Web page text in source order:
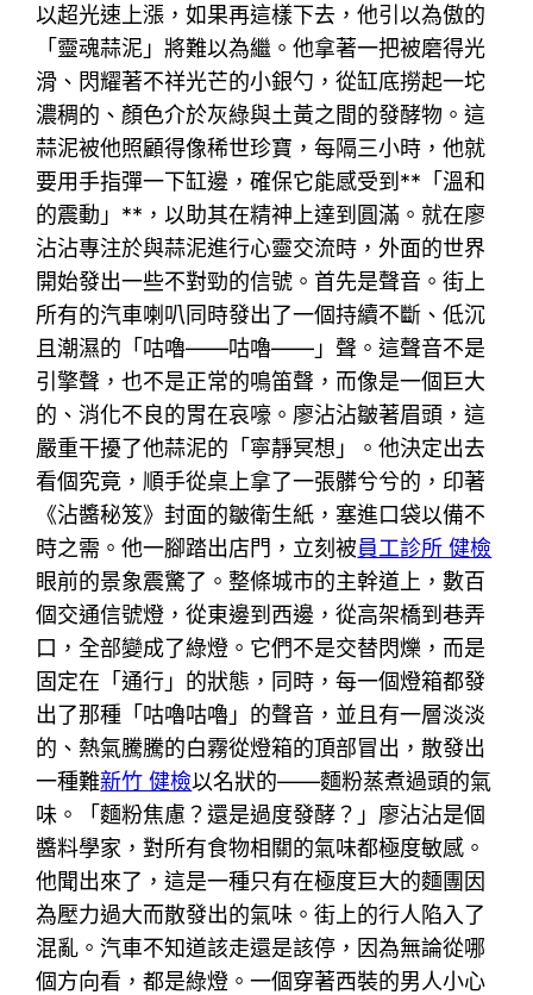
以超光速上漲，如果再這樣下去，他引以為傲的
「靈魂蒜泥」將難以為繼。他拿著一把被磨得光
滑、閃耀著不祥光芒的小銀勺，從缸底撈起一坨
濃稠的、顏色介於灰綠與土黃之間的發酵物。這
蒜泥被他照顧得像稀世珍寶，每隔三小時，他就
要用手指彈一下缸邊，確保它能感受到**「溫和
的震動」**，以助其在精神上達到圓滿。就在廖
沾沾專注於與蒜泥進行心靈交流時，外面的世界
開始發出一些不對勁的信號。首先是聲音。街上
所有的汽車喇叭同時發出了一個持續不斷、低沉
且潮濕的「咕嚕——咕嚕——」聲。這聲音不是
引擎聲，也不是正常的鳴笛聲，而像是一個巨大
的、消化不良的胃在哀嚎。廖沾沾皺著眉頭，這
嚴重干擾了他蒜泥的「寧靜冥想」。他決定出去
看個究竟，順手從桌上拿了一張髒兮兮的，印著
《沾醬秘笈》封面的皺衛生紙，塞進口袋以備不
時之需。他一腳踏出店門，立刻被員工診所 健檢
眼前的景象震驚了。整條城市的主幹道上，數百
個交通信號燈，從東邊到西邊，從高架橋到巷弄
口，全部變成了綠燈。它們不是交替閃爍，而是
固定在「通行」的狀態，同時，每一個燈箱都發
出了那種「咕嚕咕嚕」的聲音，並且有一層淡淡
的、熱氣騰騰的白霧從燈箱的頂部冒出，散發出
一種難新竹 健檢以名狀的——麵粉蒸煮過頭的氣
味。「麵粉焦慮？還是過度發酵？」廖沾沾是個
醬料學家，對所有食物相關的氣味都極度敏感。
他聞出來了，這是一種只有在極度巨大的麵團因
為壓力過大而散發出的氣味。街上的行人陷入了
混亂。汽車不知道該走還是該停，因為無論從哪
個方向看，都是綠燈。一個穿著西裝的男人小心